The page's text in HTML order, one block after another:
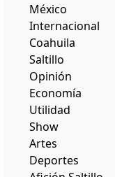
México
Internacional
Coahuila
Saltillo
Opinión
Economía
Utilidad
Show
Artes
Deportes